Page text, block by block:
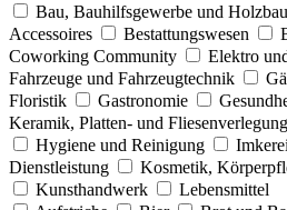
Bau, Bauhilfsgewerbe und Holzbau
Accessoires
Bestattungswesen
Coworking Community
Elektro
Fahrzeuge und Fahrzeugtechnik
Floristik
Gastronomie
Keramik, Platten- und Fliesenverlegung
Hygiene und Reinigung
Dienstleistung
Kosmetik,
Kunsthandwerk
Lebensmittel